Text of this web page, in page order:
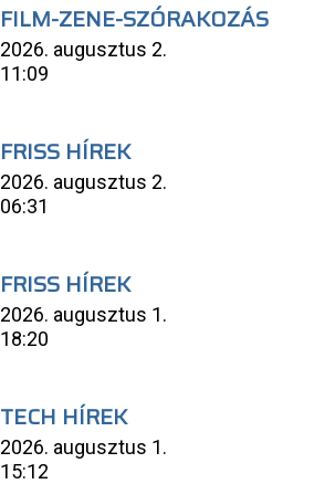
FILM-ZENE-SZÓRAKOZÁS
2026. augusztus 2.
11:09
FRISS HÍREK
2026. augusztus 2.
06:31
FRISS HÍREK
2026. augusztus 1.
18:20
TECH HÍREK
2026. augusztus 1.
15:12